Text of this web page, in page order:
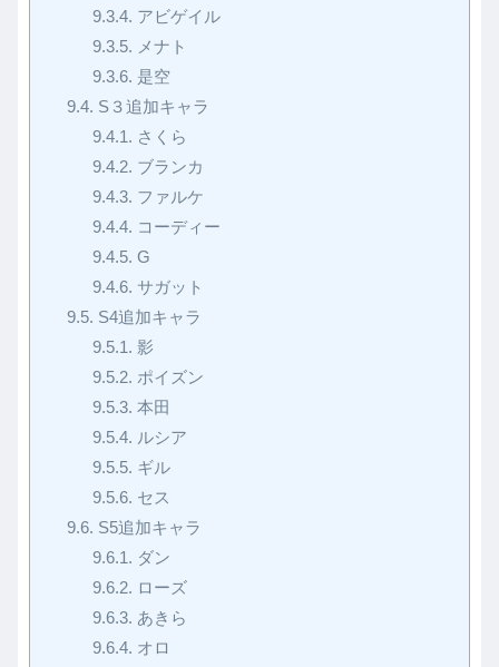
9.3.4. アビゲイル
9.3.5. メナト
9.3.6. 是空
9.4. S３追加キャラ
9.4.1. さくら
9.4.2. ブランカ
9.4.3. ファルケ
9.4.4. コーディー
9.4.5. G
9.4.6. サガット
9.5. S4追加キャラ
9.5.1. 影
9.5.2. ポイズン
9.5.3. 本田
9.5.4. ルシア
9.5.5. ギル
9.5.6. セス
9.6. S5追加キャラ
9.6.1. ダン
9.6.2. ローズ
9.6.3. あきら
9.6.4. オロ